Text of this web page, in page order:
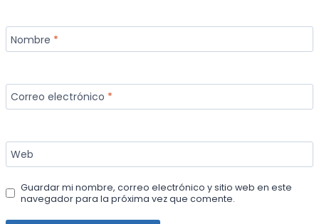
Nombre *
Correo electrónico *
Web
Guardar mi nombre, correo electrónico y sitio web en este
navegador para la próxima vez que comente.